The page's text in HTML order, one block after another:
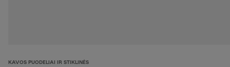
KAVOS PUODELIAI IR STIKLINĖS